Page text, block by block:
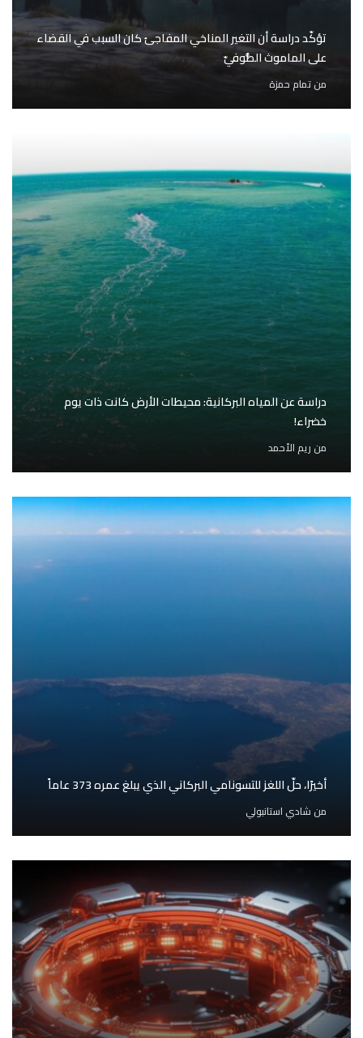
تؤكّد دراسة أن التغير المناخي المفاجئ كان السبب في القضاء
على الماموث الصُّوفيّ
منتمام حمزة
دراسة عن المياه البركانية: محيطات الأرض كانت ذات يوم
خضراء!
من ريم الأحمد
أخيرًا، حلّ اللغز للتسونامي البركاني الذي يبلغ عمره 373 عاماً
من شادي استانبولي